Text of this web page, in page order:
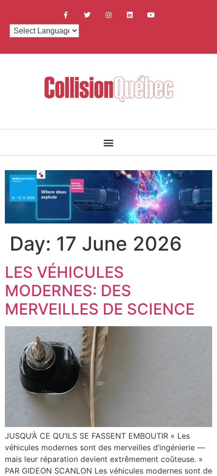
Day: 17 June 2026
LES VÉHICULES
MODERNES: DES
MERVEILLES DE SCIENCE
JUSQU’À CE QU’ILS SE FASSENT EMBOUTIR « Les
véhicules modernes sont des merveilles d’ingénierie —
mais leur réparation devient extrêmement coûteuse. »
PAR GIDEON SCANLON Les véhicules modernes sont de